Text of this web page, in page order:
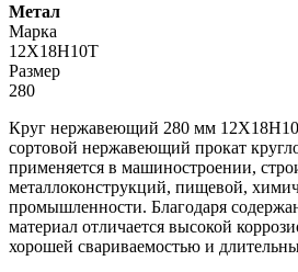
Метал
Марка
12Х18Н10Т
Размер
280
Круг нержавеющий 280 мм
сортовой нержавеющий прокат
применяется в машиностроении,
металлоконструкций, пищевой,
промышленности. Благодаря
материал отличается высокой
хорошей свариваемостью и